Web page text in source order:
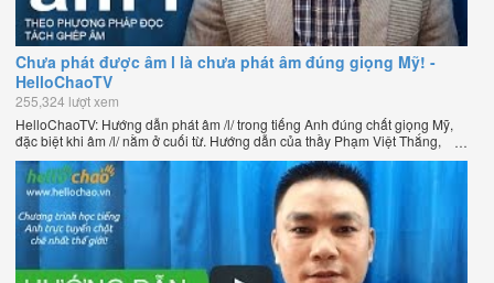
Chưa phát được âm l là chưa phát âm đúng giọng Mỹ! -
HelloChaoTV
255,324 lượt xem
HelloChaoTV: Hướng dẫn phát âm /l/ trong tiếng Anh đúng chất giọng Mỹ,
đặc biệt khi âm /l/ nằm ở cuối từ. Hướng dẫn của thầy Phạm Việt Thắng,
đồng sáng lập HelloChao.vn - Chương trình dạy tiếng Anh trực tuyến chặt
chẽ nhất thế giới.